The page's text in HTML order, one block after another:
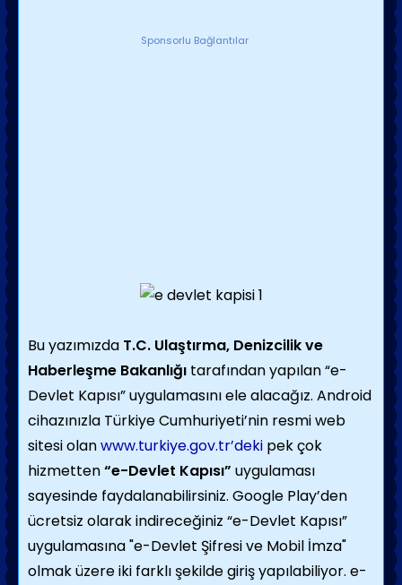
Sponsorlu Bağlantılar
Bu yazımızda T.C. Ulaştırma, Denizcilik ve
Haberleşme Bakanlığı tarafından yapılan “e-
Devlet Kapısı” uygulamasını ele alacağız. Android
cihazınızla Türkiye Cumhuriyeti’nin resmi web
sitesi olanwww.turkiye.gov.tr’deki pek çok
hizmetten“e-Devlet Kapısı” uygulaması
sayesinde faydalanabilirsiniz. Google Play’den
ücretsiz olarak indireceğiniz “e-Devlet Kapısı”
uygulamasına "e-Devlet Şifresi ve Mobil İmza"
olmak üzere iki farklı şekilde giriş yapılabiliyor. e-